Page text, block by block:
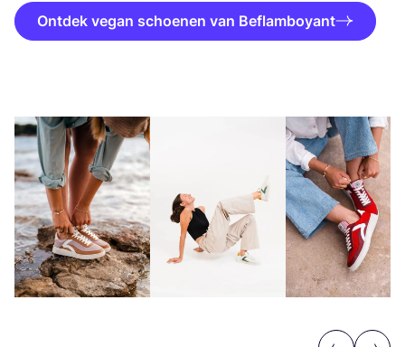
Ontdek vegan schoenen van Beflamboyant